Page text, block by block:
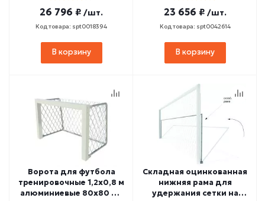
26 796 ₽ /шт.
Код товара: spt0018394
В корзину
23 656 ₽ /шт.
Код товара: spt0042614
В корзину
Ворота для футбола
тренировочные 1,2х0,8 м
алюминиевые 80х80 мм
Складная оцинкованная
нижняя рама для
удержания сетки на